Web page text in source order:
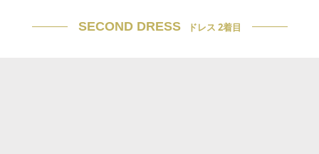
SECOND DRESS ドレス 2着目